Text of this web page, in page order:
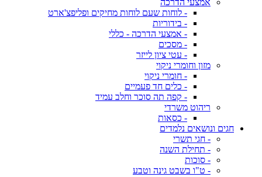
אמצעי הדרכה
- לוחות שעם לוחות מחיקים ופליפצ'ארט
- בידוריות
- אמצעי הדרכה - כללי
- מסכים
- עטי ציון לייזר
מזון וחומרי ניקוי
- חומרי ניקוי
- כלים חד פעמיים
- קפה תה סוכר וחלב עמיד
ריהוט משרדי
- כסאות
חגים ונושאים נלמדים
- חגי תשרי
- תחילת השנה
- סוכות
- ט"ו בשבט גינה וטבע